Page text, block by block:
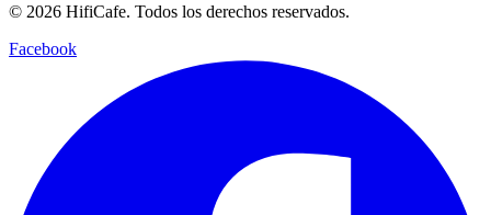
© 2026 HifiCafe. Todos los derechos reservados.
Facebook